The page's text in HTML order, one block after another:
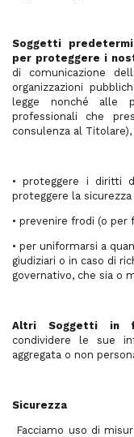
Soggetti
per proteggere i
di comunicazione
organizzazioni
legge nonché alle
professionali che
consulenza al
• proteggere i diritti
proteggere la
• prevenire frodi (o
• per uniformarsi a
giudiziari o in caso di
governativo, che sia o
Altri Soggetti in
condividere le sue
aggregata o non
Sicurezza
Facciamo uso di